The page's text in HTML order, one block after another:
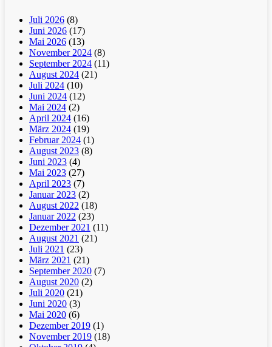
Juli 2026 (8)
Juni 2026 (17)
Mai 2026 (13)
November 2024 (8)
September 2024 (11)
August 2024 (21)
Juli 2024 (10)
Juni 2024 (12)
Mai 2024 (2)
April 2024 (16)
März 2024 (19)
Februar 2024 (1)
August 2023 (8)
Juni 2023 (4)
Mai 2023 (27)
April 2023 (7)
Januar 2023 (2)
August 2022 (18)
Januar 2022 (23)
Dezember 2021 (11)
August 2021 (21)
Juli 2021 (23)
März 2021 (21)
September 2020 (7)
August 2020 (2)
Juli 2020 (21)
Juni 2020 (3)
Mai 2020 (6)
Dezember 2019 (1)
November 2019 (18)